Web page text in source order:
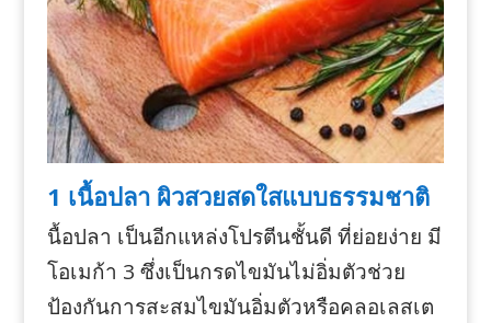
1 เนื้อปลา ผิวสวยสดใสแบบธรรมชาติ
นื้อปลา เป็นอีกแหล่งโปรตีนชั้นดี ที่ย่อยง่าย มี
โอเมก้า 3 ซึ่งเป็นกรดไขมันไม่อิ่มตัวช่วย
ป้องกันการสะสมไขมันอิ่มตัวหรือคลอเลสเต